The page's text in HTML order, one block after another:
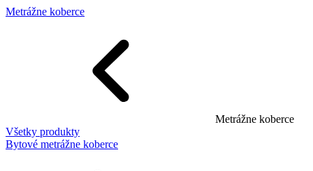
Metrážne koberce
Metrážne koberce
Všetky produkty
Bytové metrážne koberce